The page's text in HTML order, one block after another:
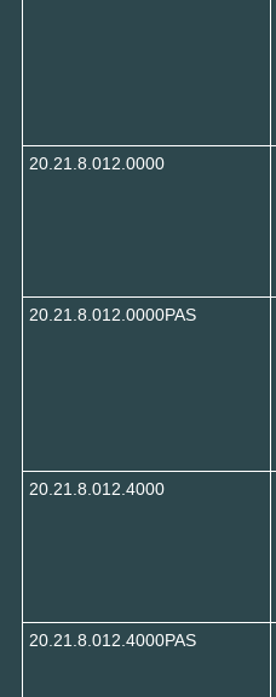
20.21.8.012.0000
20.21.8.012.0000PAS
20.21.8.012.4000
20.21.8.012.4000PAS